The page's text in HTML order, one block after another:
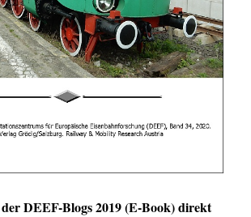
DEEF-Blogs 2019 (E-Book) direkt